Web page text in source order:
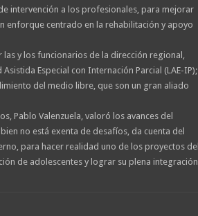
intervención a los profesionales, para mejorar
enforque centrado en la rehabilitación y apoyo
y los funcionarios de la dirección regional,
Especial con Internación Parcial (LAE-IP);
del medio libre, que son un gran aliado
Pablo Valenzuela, valoró los avances del
no está exenta de desafíos, da cuenta del
para hacer realidad uno de los proyectos del
de adolescentes y lograr su plena integración